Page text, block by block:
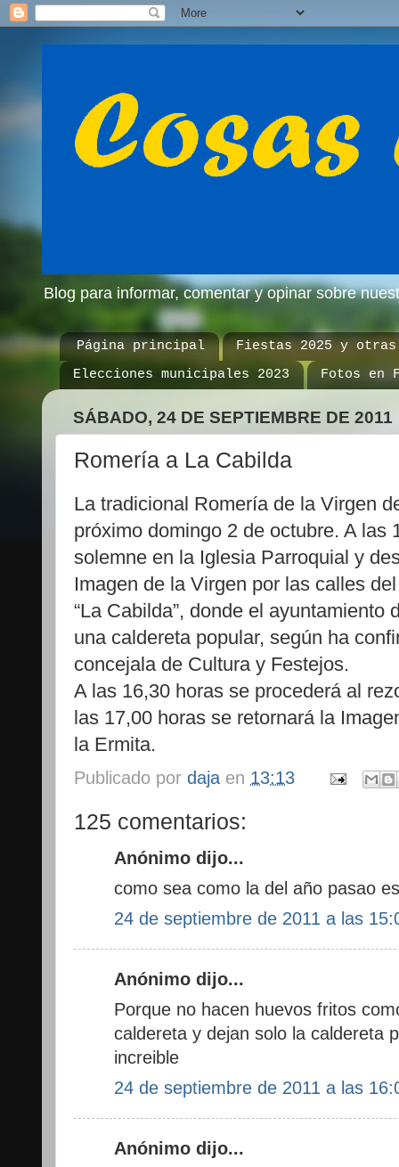
Blog para informar, comentar y opinar sobre
Página principal
Fiestas 2025 y otras
Elecciones municipales 2023
Fotos en
SÁBADO, 24 DE SEPTIEMBRE DE 2011
Romería a La Cabilda
La tradicional Romería de la Virgen
próximo domingo 2 de octubre. A las
solemne en la Iglesia Parroquial y
Imagen de la Virgen por las calles
“La Cabilda”, donde el ayuntamiento
una caldereta popular, según ha
concejala de Cultura y Festejos.
A las 16,30 horas se procederá al
las 17,00 horas se retornará la
la Ermita.
Publicado por daja en 13:13
125 comentarios:
Anónimo dijo...
como sea como la del año pasao
24 de septiembre de 2011 a las
Anónimo dijo...
Porque no hacen huevos fritos
caldereta y dejan solo la caldereta
increible
24 de septiembre de 2011 a las
Anónimo dijo...